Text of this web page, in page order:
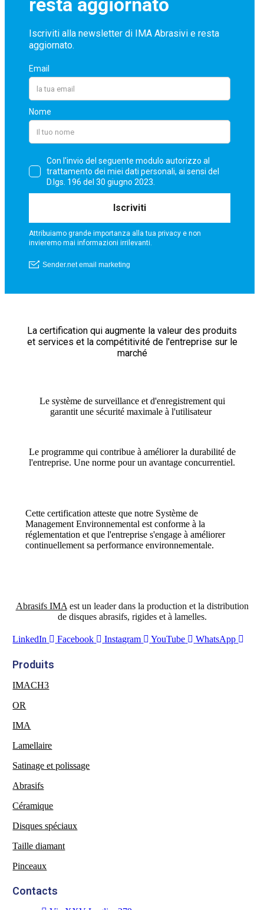
La certification qui augmente la valeur des produits
et services et la compétitivité de l'entreprise sur le
marché
Le système de surveillance et d'enregistrement qui
garantit une sécurité maximale à l'utilisateur
Le programme qui contribue à améliorer la durabilité de
l'entreprise. Une norme pour un avantage concurrentiel.
Cette certification atteste que notre Système de
Management Environnemental est conforme à la
réglementation et que l'entreprise s'engage à améliorer
continuellement sa performance environnementale.
Abrasifs IMA est un leader dans la production et la distribution
de disques abrasifs, rigides et à lamelles.
LinkedIn Facebook Instagram YouTube WhatsApp
Produits
IMACH3
OR
IMA
Lamellaire
Satinage et polissage
Abrasifs
Céramique
Disques spéciaux
Taille diamant
Pinceaux
Contacts